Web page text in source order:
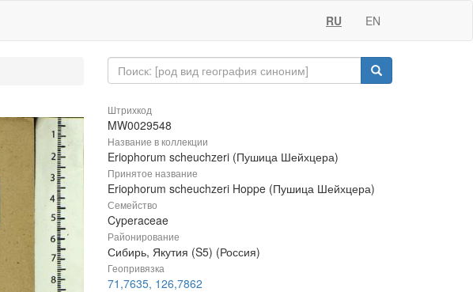
RU EN
Штрихкод
MW0029548
Название в коллекции
Eriophorum scheuchzeri (Пушица Шейхцера)
Принятое название
Eriophorum scheuchzeri Hoppe (Пушица Шейхцера)
Семейство
Cyperaceae
Районирование
Сибирь, Якутия (S5) (Россия)
Геопривязка
71,7635, 126,7862